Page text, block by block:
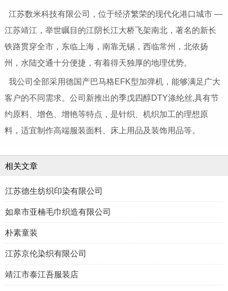
江苏数米科技有限公司，位于经济繁荣的现代化港口城市 —
江苏靖江，举世瞩目的江阴长江大桥飞架南北，著名的新长
铁路贯穿全市，东临上海，南靠无锡，西临常州，北依扬
州，水陆交通十分便捷，有着得天独厚的地理优势。
我公司全部采用德国产巴马格EFK型加弹机，能够满足广大
客户的不同需求。公司新推出的季戊四醇DTY涤纶丝,具有节
约原料、增色、增艳等特点，是针织、机织加工的理想原
料，适宜制作高端服装面料、床上用品及装饰用品等。
相关文章
江苏德生纺织印染有限公司
如皋市亚楠毛巾织造有限公司
朴素童装
江苏京伦染织有限公司
靖江市泰江吾服装店